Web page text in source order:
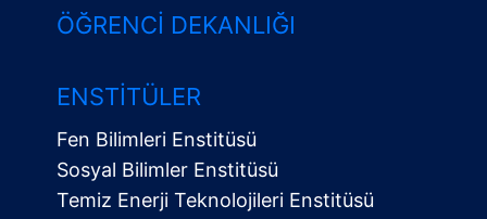
ÖĞRENCI DEKANLIĞI
ENSTITÜLER
Fen Bilimleri Enstitüsü
Sosyal Bilimler Enstitüsü
Temiz Enerji Teknolojileri Enstitüsü